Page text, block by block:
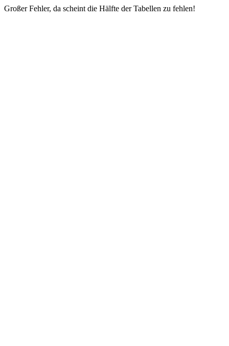
Großer Fehler, da scheint die Hälfte der Tabellen zu fehlen!